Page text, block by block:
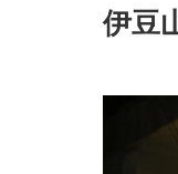
伊豆